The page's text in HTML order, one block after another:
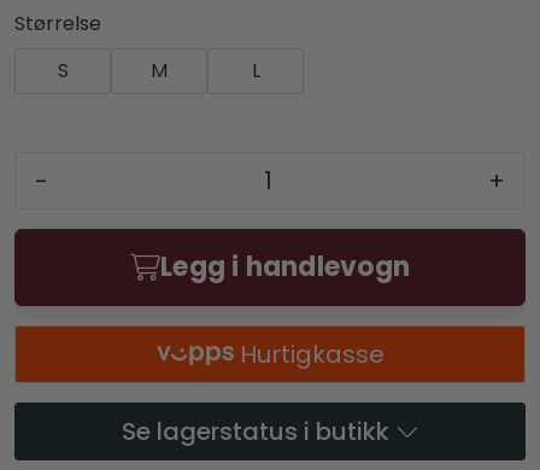
Størrelse
S
M L
- +
Legg i handlevogn
Hurtigkasse
Se lagerstatus i butikk